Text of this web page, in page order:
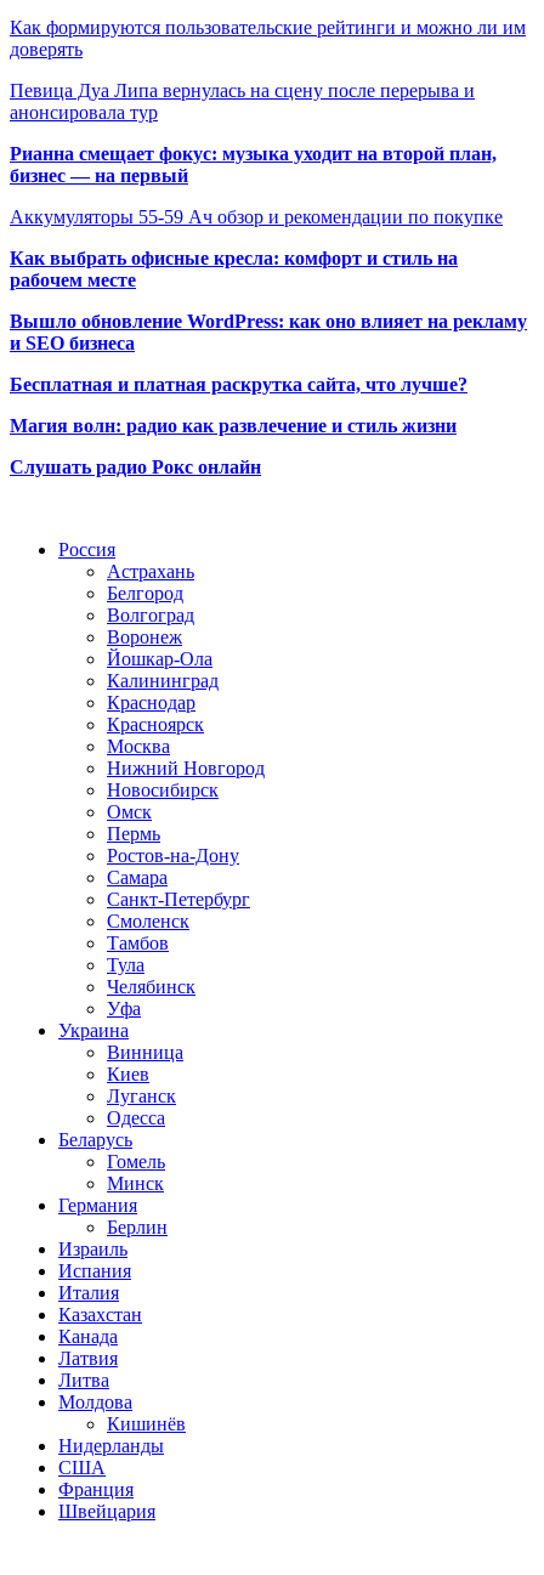
Как формируются пользовательские рейтинги и можно ли им
доверять
Певица Дуа Липа вернулась на сцену после перерыва и
анонсировала тур
Рианна смещает фокус: музыка уходит на второй план,
бизнес — на первый
Аккумуляторы 55-59 Ач обзор и рекомендации по покупке
Как выбрать офисные кресла: комфорт и стиль на
рабочем месте
Вышло обновление WordPress: как оно влияет на рекламу
и SEO бизнеса
Бесплатная и платная раскрутка сайта, что лучше?
Магия волн: радио как развлечение и стиль жизни
Слушать радио Рокс онлайн
Россия
Астрахань
Белгород
Волгоград
Воронеж
Йошкар-Ола
Калининград
Краснодар
Красноярск
Москва
Нижний Новгород
Новосибирск
Омск
Пермь
Ростов-на-Дону
Самара
Санкт-Петербург
Смоленск
Тамбов
Тула
Челябинск
Уфа
Украина
Винница
Киев
Луганск
Одесса
Беларусь
Гомель
Минск
Германия
Берлин
Израиль
Испания
Италия
Казахстан
Канада
Латвия
Литва
Молдова
Кишинёв
Нидерланды
США
Франция
Швейцария